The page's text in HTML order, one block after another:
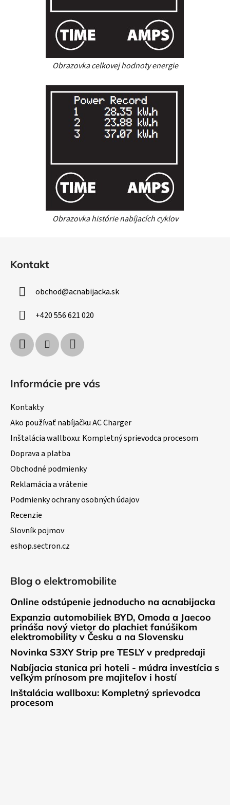
Obrazovka celkovej hodnoty energie
Obrazovka histórie nabíjacích cyklov
Kontakt
obchod@acnabijacka.sk
+420 556 621 020
Informácie pre vás
Kontakty
Ako používať nabíjačku AC Charger
Inštalácia wallboxu: Kompletný sprievodca procesom
Doprava a platba
Obchodné podmienky
Reklamácia a vrátenie
Podmienky ochrany osobných údajov
Recenzie
Slovník pojmov
eshop.sectron.cz
Blog o elektromobilite
Online odstúpenie jednoducho na acnabijacka
Expanzia automobiliek BYD, Omoda a Jaecoo
prináša nový vietor do plachiet fanúšikom
elektromobility v Česku a na Slovensku
Novinka S3XY Strip pre TESLY v predpredaji
Nabíjacia stanica pri hoteli - múdra investícia s
veľkým prínosom pre majiteľov i hostí
Inštalácia wallboxu: Kompletný sprievodca
procesom